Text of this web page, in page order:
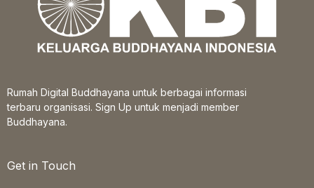
Rumah Digital Buddhayana untuk berbagai informasi
terbaru organisasi. Sign Up untuk menjadi member
Buddhayana.
Get in Touch